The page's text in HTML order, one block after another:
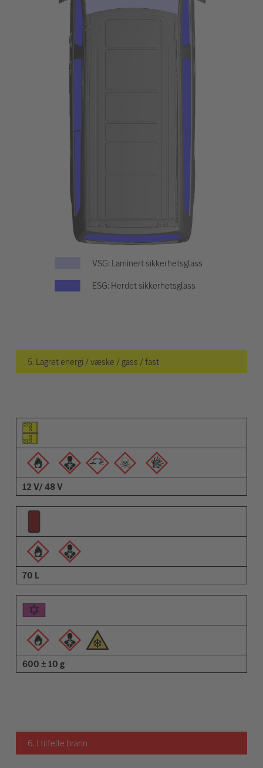
VSG: Laminert sikkerhetsglass
ESG: Herdet sikkerhetsglass
5. Lagret energi / væske / gass / fast
Piktogram for elementet
Piktogrammer for advarsler
Beskrivelse
12 V/ 48 V
70 L
600 ± 10 g
6. I tilfelle brann